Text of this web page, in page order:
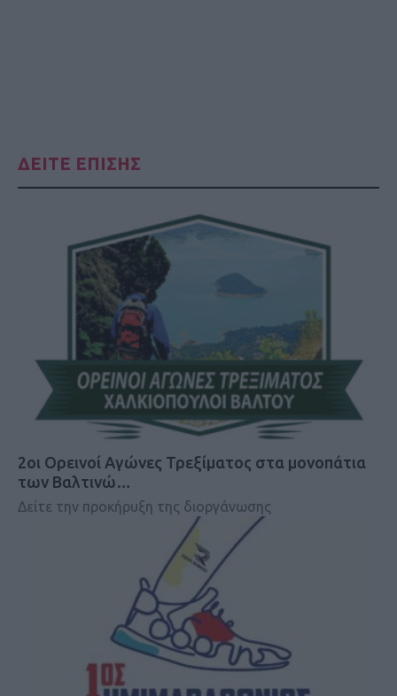
ΔΕΙΤΕ ΕΠΙΣΗΣ
2οι Ορεινοί Αγώνες Τρεξίματος στα μονοπάτια
των Βαλτινώ…
Δείτε την προκήρυξη της διοργάνωσης